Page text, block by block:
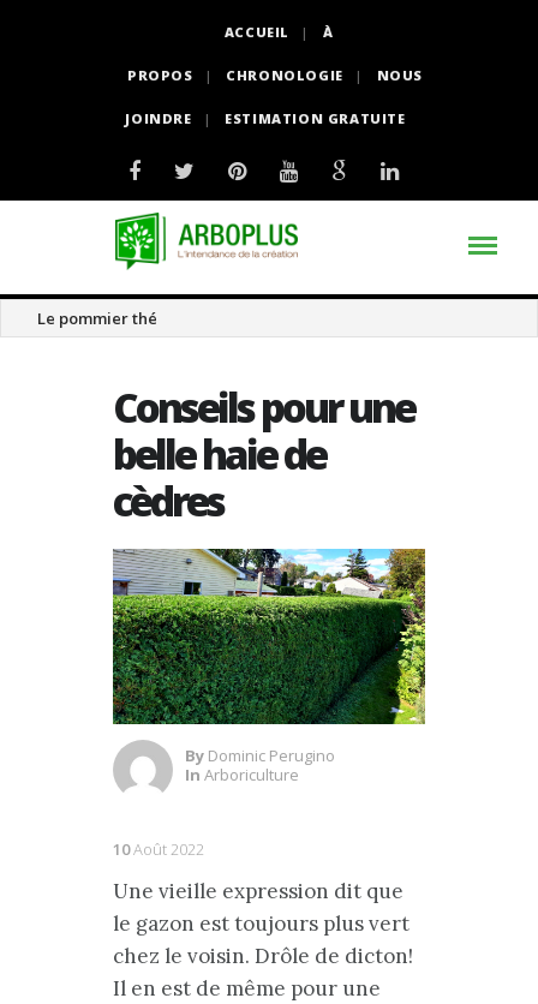
ACCUEIL À
PROPOS CHRONOLOGIE NOUS
JOINDRE ESTIMATION GRATUITE
Le magnolia acuminé
Conseils pour une
belle haie de
cèdres
By Dominic Perugino
In Arboriculture
10Août 2022
Une vieille expression dit que
le gazon est toujours plus vert
chez le voisin. Drôle de dicton!
Il en est de même pour une